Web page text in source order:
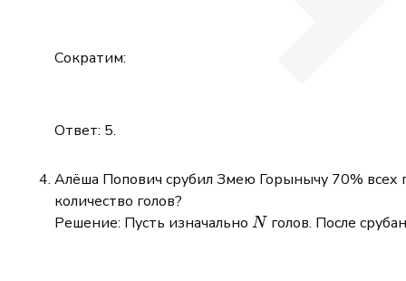
Сократим:
Ответ: 5.
Алёша Попович срубил Змею Горынычу 70% всех
количество голов?
Решение: Пусть изначально N
N голов. После